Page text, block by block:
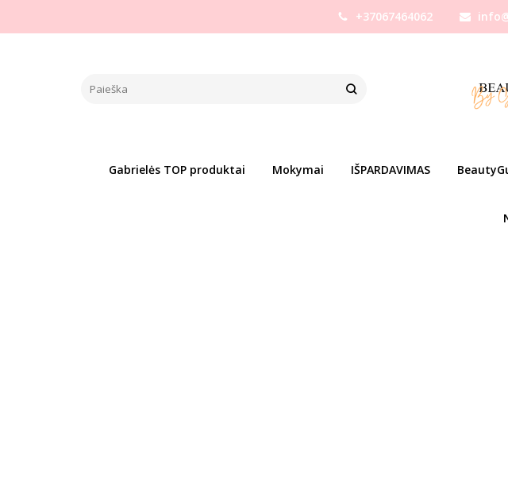
+37067464062
Gabrielės TOP produktai Mokymai IŠPARDAVIMAS
Pagrindinis PREKIŲ KATEGORIJOS Dovanų idėjos Dovanų idėjos JAI Dovanų idėjos
DA LASHES EASY CLEAN 2.0 VALYMO PUTOS,